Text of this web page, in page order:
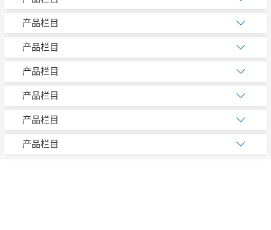
产品栏目
产品栏目
产品栏目
产品栏目
产品栏目
产品栏目